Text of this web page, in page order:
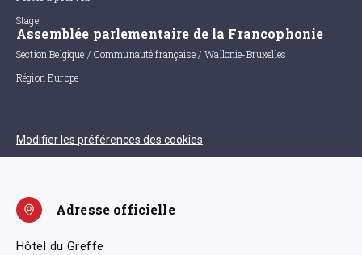
Stage
Assemblée parlementaire de la Francophonie
Section Belgique / Communauté française / Wallonie-Bruxelles
Région Europe
Modifier les préférences des cookies
Adresse officielle
Hôtel du Greffe